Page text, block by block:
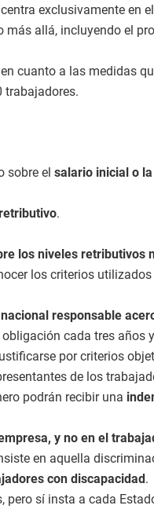
exclusivamente
allá, incluyendo el
cuanto a las medidas
trabajadores.
sobre el salario inicial o
.
los niveles retributivos
los criterios
responsable
cada tres
por criterios
de los
podrán recibir una
y no en el
en aquella
con discapacidad.
sí insta a cada